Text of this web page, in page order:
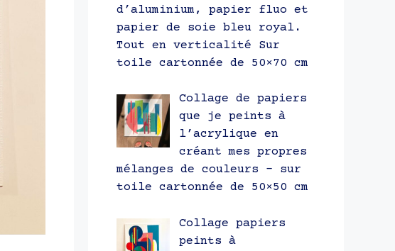
d’aluminium, papier fluo et
papier de soie bleu royal.
Tout en verticalité Sur
toile cartonnée de 50×70 cm
Collage de papiers
que je peints à
l’acrylique en
créant mes propres
mélanges de couleurs – sur
toile cartonnée de 50×50 cm
Collage papiers
peints à